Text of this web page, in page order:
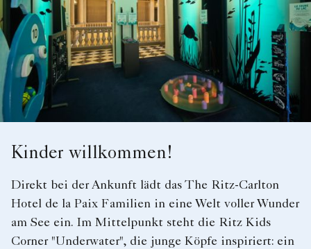
Kinder willkommen!
Direkt bei der Ankunft lädt das The Ritz-Carlton
Hotel de la Paix Familien in eine Welt voller Wunder
am See ein. Im Mittelpunkt steht die Ritz Kids
Corner "Underwater", die junge Köpfe inspiriert: ein